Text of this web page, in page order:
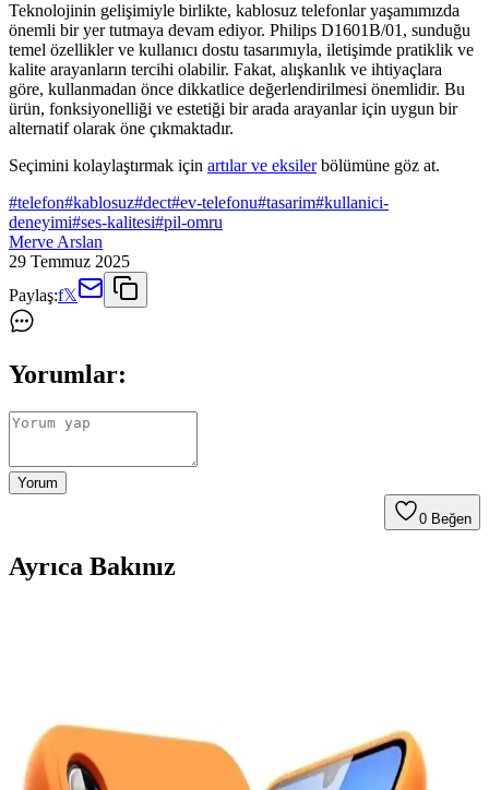
Teknolojinin gelişimiyle birlikte, kablosuz telefonlar yaşamımızda
önemli bir yer tutmaya devam ediyor. Philips D1601B/01, sunduğu
temel özellikler ve kullanıcı dostu tasarımıyla, iletişimde pratiklik ve
kalite arayanların tercihi olabilir. Fakat, alışkanlık ve ihtiyaçlara
göre, kullanmadan önce dikkatlice değerlendirilmesi önemlidir. Bu
ürün, fonksiyonelliği ve estetiği bir arada arayanlar için uygun bir
alternatif olarak öne çıkmaktadır.
Seçimini kolaylaştırmak için artılar ve eksilerbölümüne göz at.
#telefon#kablosuz#dect#ev-telefonu#tasarim#kullanici-
deneyimi#ses-kalitesi#pil-omru
Merve Arslan
29 Temmuz 2025
Paylaş:f𝕏
Yorumlar:
Yorum
0 Beğen
Ayrıca Bakınız
uzun destek ve seyahat avantajı sunarken, Samsung özelleştirme ve
çok yönlülük sağlar. Diğer markalar performans ve fiyat dengesi
sunar.